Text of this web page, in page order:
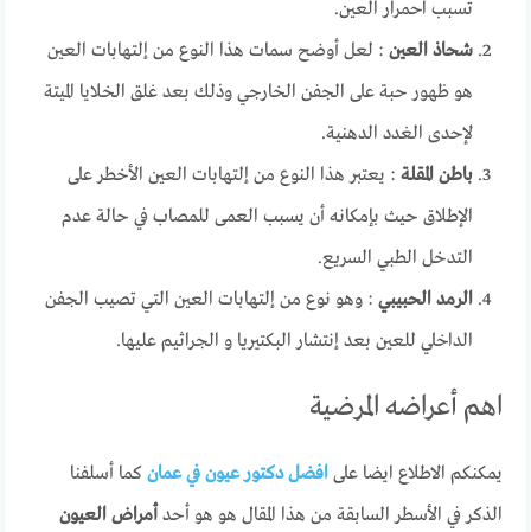
تسبب احمرار العين.
شحاذ العين : لعل أوضح سمات هذا النوع من إلتهابات العين
هو ظهور حبة على الجفن الخارجي وذلك بعد غلق الخلايا الميتة
لإحدى الغدد الدهنية.
باطن المقلة : يعتبر هذا النوع من إلتهابات العين الأخطر على
الإطلاق حيث بإمكانه أن يسبب العمى للمصاب في حالة عدم
التدخل الطبي السريع.
الرمد الحبيبي : وهو نوع من إلتهابات العين التي تصيب الجفن
الداخلي للعين بعد إنتشار البكتيريا و الجراثيم عليها.
اهم أعراضه المرضية
يمكنكم الاطلاع ايضا علىافضل دكتور عيون في عمان كما أسلفنا
الذكر في الأسطر السابقة من هذا المقال هو هو أحدأمراض العيون